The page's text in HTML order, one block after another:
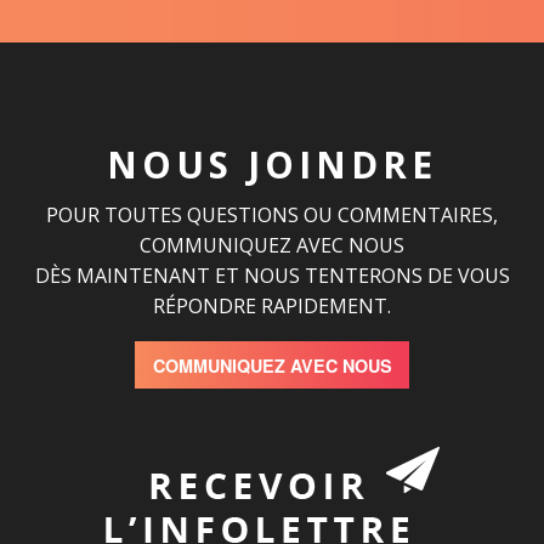
NOUS JOINDRE
POUR TOUTES QUESTIONS OU COMMENTAIRES,
COMMUNIQUEZ AVEC NOUS
DÈS MAINTENANT ET NOUS TENTERONS DE VOUS
RÉPONDRE RAPIDEMENT.
COMMUNIQUEZ AVEC NOUS